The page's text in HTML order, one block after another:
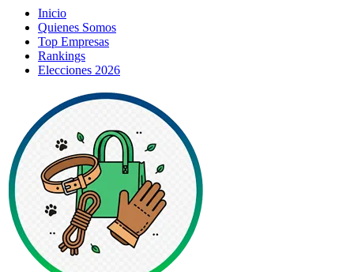
Inicio
Quienes Somos
Top Empresas
Rankings
Elecciones 2026